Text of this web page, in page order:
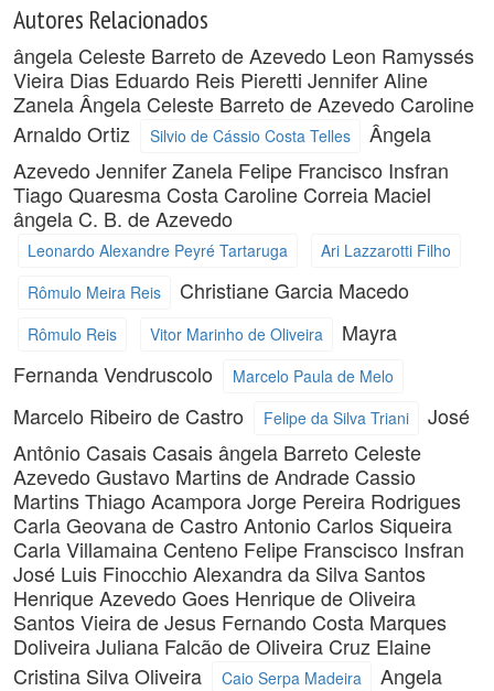
Autores Relacionados
ângela Celeste Barreto de Azevedo Leon Ramyssés
Vieira Dias Eduardo Reis Pieretti Jennifer Aline
ZanelaÂngela Celeste Barreto de Azevedo Caroline
Arnaldo Ortiz
Silvio de Cássio Costa Telles
Ângela
Azevedo Jennifer Zanela Felipe Francisco Insfran
Tiago Quaresma Costa Caroline Correia Maciel
ângela C. B. de Azevedo
Leonardo Alexandre Peyré Tartaruga
Ari Lazzarotti Filho
Rômulo Meira Reis
Christiane Garcia Macedo
Rômulo Reis Vitor Marinho de Oliveira
Mayra
Fernanda Vendruscolo
Marcelo Paula de Melo
Marcelo Ribeiro de Castro Felipe da Silva Triani
José
Antônio Casais Casaisângela Barreto Celeste
Azevedo Gustavo Martins de Andrade Cassio
MartinsThiago AcamporaJorge Pereira Rodrigues
Carla Geovana de Castro Antonio Carlos Siqueira
Carla Villamaina Centeno Felipe Franscisco Insfran
José Luis Finocchio Alexandra da Silva Santos
Henrique Azevedo Goes Henrique de Oliveira
Santos Vieira de Jesus Fernando Costa Marques
DoliveiraJuliana Falcão de Oliveira Cruz Elaine
Cristina Silva Oliveira
Caio Serpa Madeira
Angela